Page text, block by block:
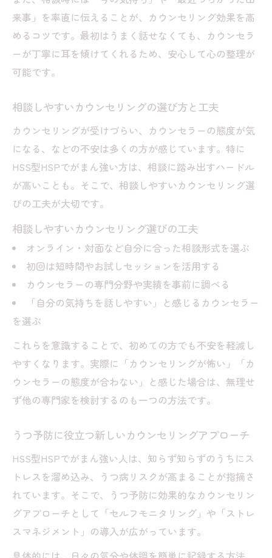
来事」を率直に伝えることが、カウンセリング効果を高
めるコツです。最初はうまく話せなくても、カウンセラ
ーが丁寧に耳を傾けてくれるため、安心して心の整理が
可能です。
相談しやすいカウンセリングの選び方と工夫
カウンセリングが受けづらい、カウンセラーの態度が気
になる、などの不安は多くの方が感じています。特に
HSS型HSPでがまん強い方は、相談に踏み出すハードル
が高いことも。そこで、相談しやすいカウンセリング選
びの工夫が大切です。
相談しやすいカウンセリング選びの工夫
オンライン・対面など自分に合った相談形式を選ぶ
初回は短時間やお試しセッションを活用する
カウンセラーの専門分野や実績を事前に調べる
「自分の気持ちを話しやすい」と感じるカウンセラー
を選ぶ
これらを意識することで、初めての方でも不安を軽減し
やすくなります。実際に「カウンセリングが怖い」「カ
ウンセラーの態度が合わない」と感じた場合は、無理せ
ず他の専門家を検討するのも一つの方法です。
うつ予防に役立つ新しいカウンセリングアプローチ
HSS型HSPでがまん強い人は、知らず知らずのうちにス
トレスを溜め込み、うつ病リスクが高まることが指摘さ
れています。そこで、うつ予防に効果的なカウンセリン
グアプローチとして「セルフモニタリング」や「ストレ
スマネジメント」の導入が広がっています。